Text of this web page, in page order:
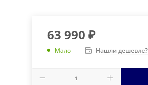
63 990 ₽
Мало Нашли дешевле?